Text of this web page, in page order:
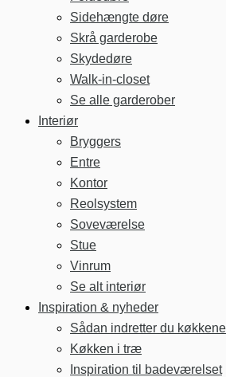
Sidehængte døre
Skrå garderobe
Skydedøre
Walk-in-closet
Se alle garderober
Interiør
Bryggers
Entre
Kontor
Reolsystem
Soveværelse
Stue
Vinrum
Se alt interiør
Inspiration & nyheder
Sådan indretter du
Køkken i træ
Inspiration til badeværelset